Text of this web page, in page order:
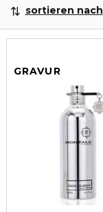
sortieren nach
GRAVUR